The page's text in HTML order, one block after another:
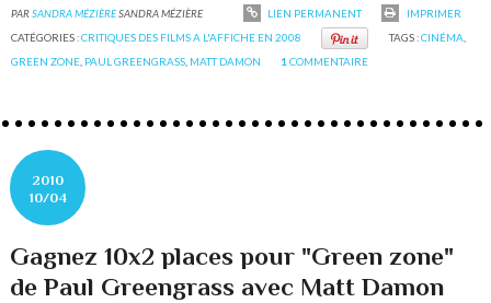
PARSANDRA MÉZIÈRESANDRA MÉZIÈRE LIEN PERMANENT
IMPRIMER
CATÉGORIES :CRITIQUES DES FILMS A L'AFFICHE EN 2008 TAGS :CINÉMA
GREEN ZONE PAUL GREENGRASS MATT DAMON 1 COMMENTAIRE
2010
10/04
Gagnez 10x2 places pour "Green zone"
de Paul Greengrass avec Matt Damon